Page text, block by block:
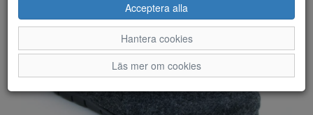
Acceptera alla
Hantera cookies
Läs mer om cookies